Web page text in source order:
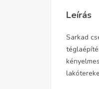
Leírás
Sarkad